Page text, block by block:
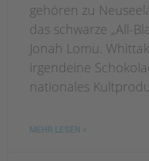
gehören zu
das schwarze „All-
Jonah Lomu.
irgendeine
nationales
MEHR LESEN »